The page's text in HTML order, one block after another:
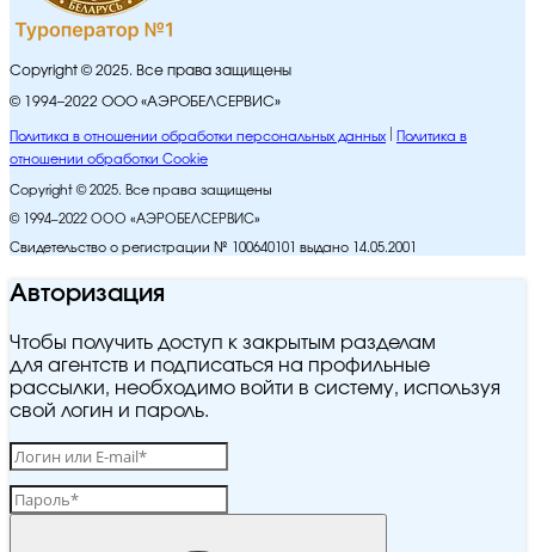
Copyright © 2025. Все права защищены
© 1994–2022 ООО «АЭРОБЕЛСЕРВИС»
Политика в отношении обработки персональных данных
Политика в
отношении обработки Cookie
Copyright © 2025. Все права защищены
© 1994–2022 ООО «АЭРОБЕЛСЕРВИС»
Свидетельство о регистрации № 100640101 выдано 14.05.2001
Авторизация
Чтобы получить доступ к закрытым разделам
для агентств и подписаться на профильные
рассылки, необходимо войти в систему, используя
свой логин и пароль.